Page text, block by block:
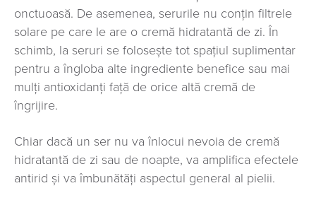
onctuoasă. De asemenea, serurile nu conțin filtrele
solare pe care le are o cremă hidratantă de zi. În
schimb, la seruri se folosește tot spațiul suplimentar
pentru a îngloba alte ingrediente benefice sau mai
mulți antioxidanți față de orice altă cremă de
îngrijire.
Chiar dacă un ser nu va înlocui nevoia de cremă
hidratantă de zi sau de noapte, va amplifica efectele
antirid și va îmbunătăți aspectul general al pielii.